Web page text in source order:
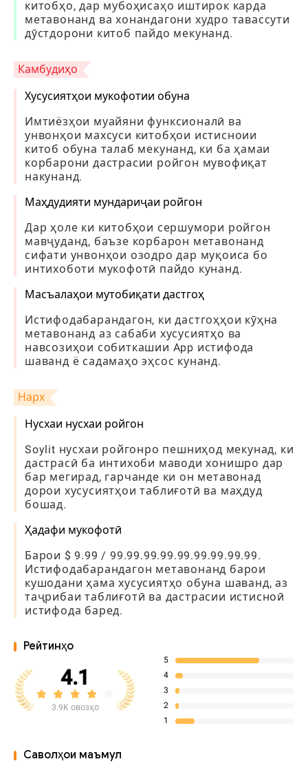
китобҳо, дар мубоҳисаҳо иштирок карда
метавонанд ва хонандагони худро тавассути
дӯстдорони китоб пайдо мекунанд.
Камбудиҳо
Хусусиятҳои мукофотии обуна
Имтиёзҳои муайяни функсионалӣ ва
унвонҳои махсуси китобҳои истисноии
китоб обуна талаб мекунанд, ки ба ҳамаи
корбарони дастрасии ройгон мувофиқат
накунанд.
Маҳдудияти мундариҷаи ройгон
Дар ҳоле ки китобҳои сершумори ройгон
мавҷуданд, баъзе корбарон метавонанд
сифати унвонҳои озодро дар муқоиса бо
интихоботи мукофотӣ пайдо кунанд.
Масъалаҳои мутобиқати дастгоҳ
Истифодабарандагон, ки дастгоҳҳои кӯҳна
метавонанд аз сабаби хусусиятҳо ва
навсозиҳои собиткашии App истифода
шаванд ё садамаҳо эҳсос кунанд.
Нарх
Нусхаи нусхаи ройгон
Soylit нусхаи ройгонро пешниҳод мекунад, ки
дастрасӣ ба интихоби маводи хонишро дар
бар мегирад, гарчанде ки он метавонад
дорои хусусиятҳои таблиғотӣ ва маҳдуд
бошад.
Ҳадафи мукофотӣ
Барои $ 9.99 / 99.99.99.99.99.99.99.99.99.
Истифодабарандагон метавонанд барои
кушодани ҳама хусусиятҳо обуна шаванд, аз
таҷрибаи таблиғотӣ ва дастрасии истисноӣ
истифода баред.
Рейтинҳо
4.1
3.9K овозҳо
5
4
3
2
1
Саволҳои маъмул